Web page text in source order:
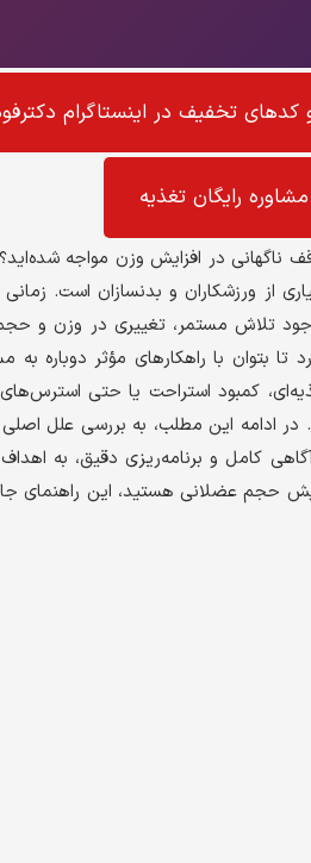
کد‌های تخفیف در اینستاگرام
مشاوره رایگان تغذیه
ناگهانی در افزایش وزن مواجه
از ورزشکاران و بدنسازان است. زمانی
تلاش مستمر، تغییری در وزن و
بتوان با راهکارهای مؤثر دوباره به
کمبود استراحت یا حتی
ادامه این مطلب، به بررسی علل
آگاهی کامل و برنامه‌ریزی دقیق، به
حجم عضلانی هستید، این راهنمای